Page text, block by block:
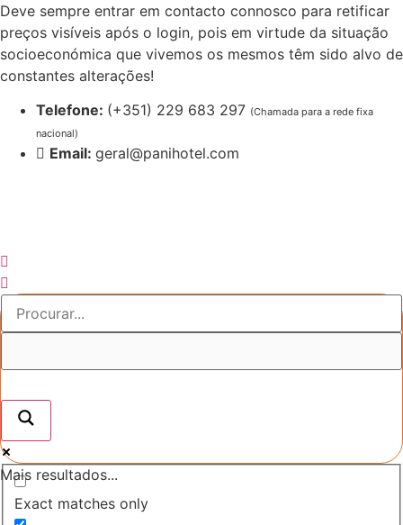
Pular
para
o
conteúdo
Deve sempre entrar em contacto connosco para retificar
preços visíveis após o login, pois em virtude da situação
socioeconómica que vivemos os mesmos têm sido alvo de
constantes alterações!
Telefone: (+351) 229 683 297 (Chamada para a rede fixa
nacional)
Email: geral@panihotel.com
Mais resultados...
Exact matches only